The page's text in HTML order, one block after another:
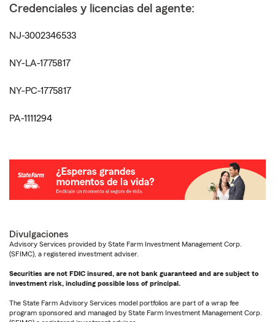
Credenciales y licencias del agente:
NJ-3002346533
NY-LA-1775817
NY-PC-1775817
PA-1111294
Divulgaciones
Advisory Services provided by State Farm Investment Management Corp.
(SFIMC), a registered investment adviser.
Securities are not FDIC insured, are not bank guaranteed and are subject to
investment risk, including possible loss of principal.
The State Farm Advisory Services model portfolios are part of a wrap fee
program sponsored and managed by State Farm Investment Management Corp.